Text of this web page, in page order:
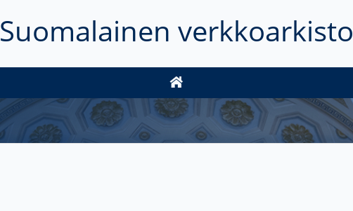
Suomalainen verkkoarkisto